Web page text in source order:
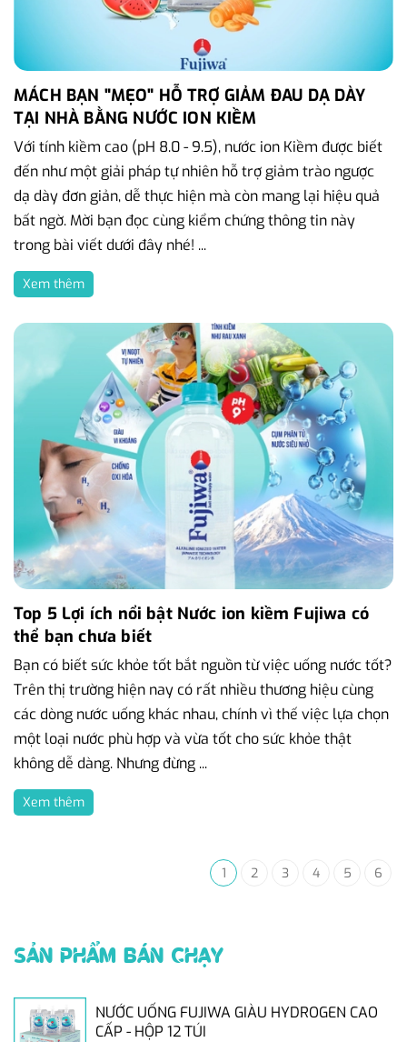
MÁCH BẠN "MẸO" HỖ TRỢ GIẢM ĐAU DẠ DÀY
TẠI NHÀ BẰNG NƯỚC ION KIỀM
Với tính kiềm cao (pH 8.0 - 9.5), nước ion Kiềm được biết
đến như một giải pháp tự nhiên hỗ trợ giảm trào ngược
dạ dày đơn giản, dễ thực hiện mà còn mang lại hiệu quả
bất ngờ. Mời bạn đọc cùng kiểm chứng thông tin này
trong bài viết dưới đây nhé! ...
Xem thêm
Top 5 Lợi ích nổi bật Nước ion kiềm Fujiwa có
thể bạn chưa biết
Bạn có biết sức khỏe tốt bắt nguồn từ việc uống nước tốt?
Trên thị trường hiện nay có rất nhiều thương hiệu cùng
các dòng nước uống khác nhau, chính vì thế việc lựa chọn
một loại nước phù hợp và vừa tốt cho sức khỏe thật
không dễ dàng. Nhưng đừng ...
Xem thêm
1 2 3 4 5 6
SẢN PHẨM BÁN CHẠY
NƯỚC UỐNG FUJIWA GIÀU HYDROGEN CAO
CẤP - HỘP 12 TÚI